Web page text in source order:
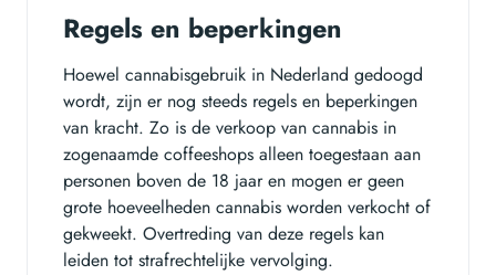
Regels en beperkingen
Hoewel cannabisgebruik in Nederland gedoogd
wordt, zijn er nog steeds regels en beperkingen
van kracht. Zo is de verkoop van cannabis in
zogenaamde coffeeshops alleen toegestaan aan
personen boven de 18 jaar en mogen er geen
grote hoeveelheden cannabis worden verkocht of
gekweekt. Overtreding van deze regels kan
leiden tot strafrechtelijke vervolging.